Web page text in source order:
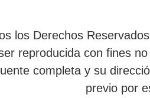
los Derechos
reproducida con fines
completa y su
previo por